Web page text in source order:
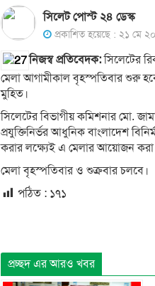
সিলেট পোস্ট ২৪ ডেস্ক
প্রকাশিত হয়েছে : ২১ মে
নিজস্ব প্রতিবেদক:সিলেটের
মেলা আগামীকাল বৃহস্পতিবার শুরু
মুহিত।
সিলেটের বিভাগীয় কমিশনার মো.
প্রযুক্তিনির্ভর আধুনিক বাংলাদেশ
করার লক্ষ্যেই এ মেলার আয়োজন করা
মেলা বৃহস্পতিবার ও শুক্রবার চলবে।
পঠিত : ১৭১
প্রচ্ছদ এর আরও খবর